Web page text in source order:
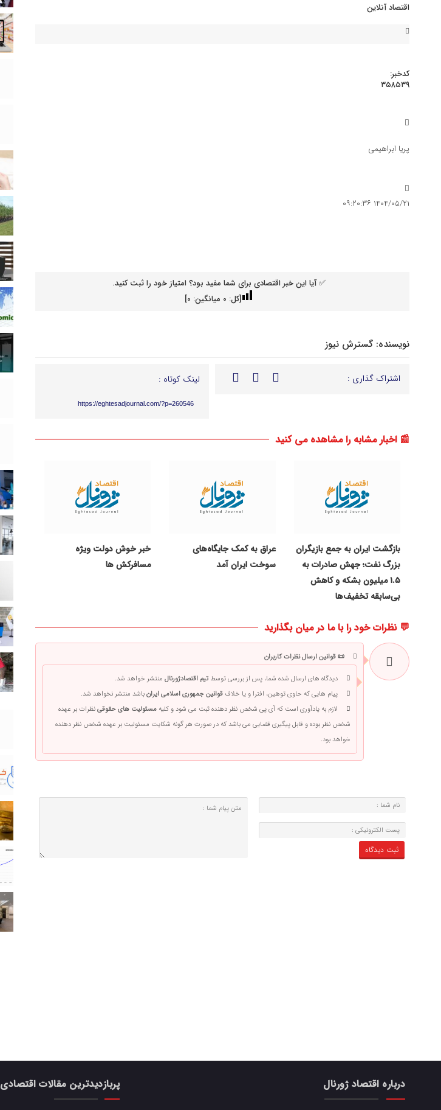
اقتصاد آنلاین
کدخبر:
۳۵۸۵۳۹
پریا ابراهیمی
۱۴۰۴/۰۵/۲۱ ۰۹:۲۰:۳۶
✅ آیا این خبر اقتصادی برای شما مفید بود؟ امتیاز خود را ثبت کنید.
[کل: 0 میانگین: 0
]
نویسنده: گسترش نیوز
اشتراک گذاری : لینک کوتاه :
https://eghtesadjournal.com/?p=260546
📰 اخبار مشابه را مشاهده می کنید
بازگشت ایران به جمع بازیگران
بزرگ نفت؛ جهش صادرات به
۱.۵ میلیون بشکه و کاهش
بی‌سابقه تخفیف‌ها
عراق به کمک جایگاه‌های
سوخت ایران آمد
خبر خوش دولت ویژه
مسافرکش‌ ها
💬 نظرات خود را با ما در میان بگذارید
📜 قوانین ارسال نظرات کاربران
دیدگاه های ارسال شده شما، پس از بررسی توسط تیم اقتصادژورنال منتشر خواهد شد.
پیام هایی که حاوی توهین، افترا و یا خلاف قوانین جمهوری اسلامی ایرانباشد منتشر نخواهد شد.
لازم به یادآوری است که آی پی شخص نظر دهنده ثبت می شود و کلیه مسئولیت های حقوقینظرات بر عهده
شخص نظر بوده و قابل پیگیری قضایی می باشد که در صورت هر گونه شکایت مسئولیت بر عهده شخص نظر دهنده
خواهد بود.
درباره اقتصاد ژورنال پربازدیدترین مقالات اقتصادی